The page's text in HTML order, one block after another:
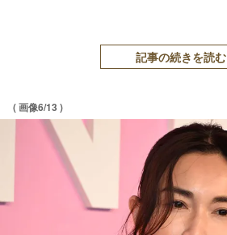
記事の続きを読む
( 画像6/13 )